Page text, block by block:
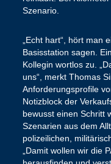
Szenario.
„Echt hart“, hört man
Basisstation sagen.
Kollegin wortlos zu.
uns“, merkt Thomas
Anforderungsprofile
Notizblock der
bewusst einen Schritt
Szenarien aus dem
polizeilichen,
„Damit wollen wir die